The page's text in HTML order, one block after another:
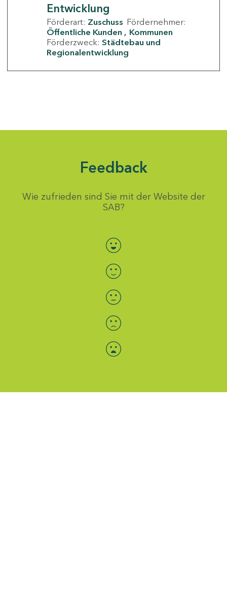
Entwicklung
Förderart: Zuschuss Fördernehmer:
Öffentliche Kunden
Kommunen
Förderzweck: Städtebau und
Regionalentwicklung
Feedback
Wie zufrieden sind Sie mit der Website der
SAB?
Bewertung auswählen